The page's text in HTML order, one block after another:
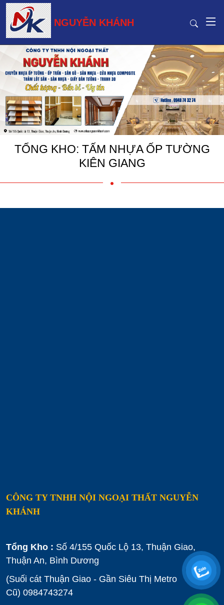
NGUYỄN KHÁNH
TỔNG KHO: TẤM NHỰA ỐP TƯỜNG
KIÊN GIANG
CÔNG TY TNHH NỘI NGOẠI THẤT NGUYỄN
KHÁNH
Tổng Kho : Số 4/155 Quốc Lộ 13, Thuận Giao,
Thuận An, Bình Dương
(Suối cát Thuận Giao - Gần Siêu Thị Metro
Cũ) 0984743274